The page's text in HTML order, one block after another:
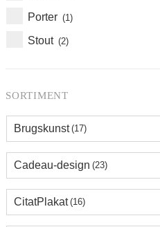
Porter (1)
Stout (2)
SORTIMENT
Brugskunst (17)
Cadeau-design (23)
CitatPlakat (16)